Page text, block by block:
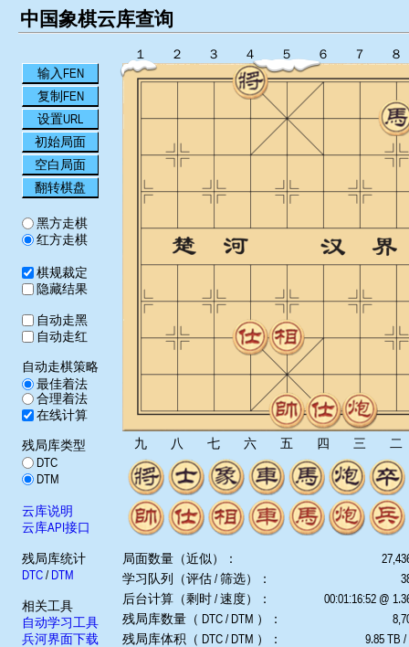
中国象棋云库查询
输入FEN
复制FEN
设置URL
初始局面
空白局面
翻转棋盘
黑方走棋
红方走棋
棋规裁定
隐藏结果
自动走黑
自动走红
自动走棋策略
最佳着法
合理着法
在线计算
残局库类型
DTC
DTM
云库说明
云库API接口
残局库统计
DTC/ DTM
相关工具
自动学习工具
兵河界面下载
１ ２ ３ ４ ５ ６ ７ ８
九 八 七 六 五 四 三 二
局面数量（近似）：
学习队列（评估 / 筛选）：
后台计算（剩时 / 速度）：
00:01:16:52 @
残局库数量（ DTC / DTM ）：
残局库体积（ DTC / DTM ）：
9.85 TB